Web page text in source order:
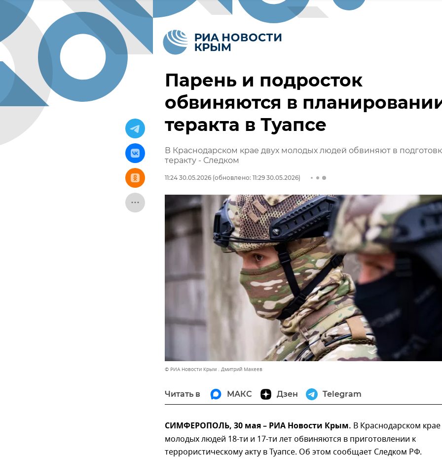
Парень и подросток
обвиняются в
теракта в Туапсе
В Краснодарском крае двух молодых людей обвиняют в
теракту - Следком
11:24 30.05.2026 (обновлено: 11:29 30.05.2026)
© РИА Новости Крым . Дмитрий Макеев
Читать в МАКС Дзен Telegram
СИМФЕРОПОЛЬ, 30 мая – РИА Новости Крым. В Краснодарском
молодых людей 18-ти и 17-ти лет обвиняются в приготовлении к
террористическому акту в Туапсе. Об этом сообщает Следком РФ.